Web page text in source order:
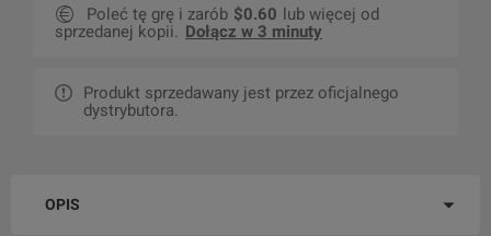
Poleć tę grę i zarób $0.60 lub więcej od
sprzedanej kopii. Dołącz w 3 minuty
Produkt sprzedawany jest przez oficjalnego
dystrybutora.
OPIS